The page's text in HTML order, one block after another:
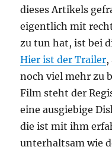
dieses Artikels
eigentlich mit
zu tun hat, ist bei
Hier ist der Trailer,
noch viel mehr zu
Film steht der
eine ausgiebige
die ist mit ihm
unterhaltsam wie